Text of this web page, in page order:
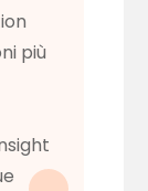
più